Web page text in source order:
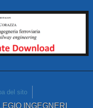
del sito
INGEGNERI